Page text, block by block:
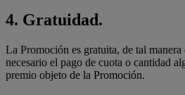
4. Gratuidad.
La Promoción es gratuita, de tal manera
necesario el pago de cuota o cantidad
premio objeto de la Promoción.